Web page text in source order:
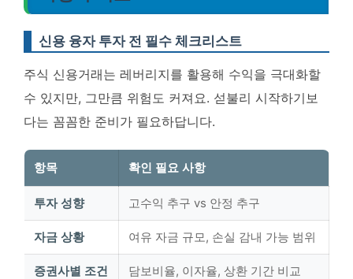
신용 융자 투자 전 필수 체크리스트
주식 신용거래는 레버리지를 활용해 수익을 극대화할
수 있지만, 그만큼 위험도 커져요. 섣불리 시작하기보
다는 꼼꼼한 준비가 필요하답니다.
항목 확인 필요 사항
투자 성향 고수익 추구 vs 안정 추구
자금 상황 여유 자금 규모, 손실 감내 가능 범위
증권사별 조건 담보비율, 이자율, 상환 기간 비교